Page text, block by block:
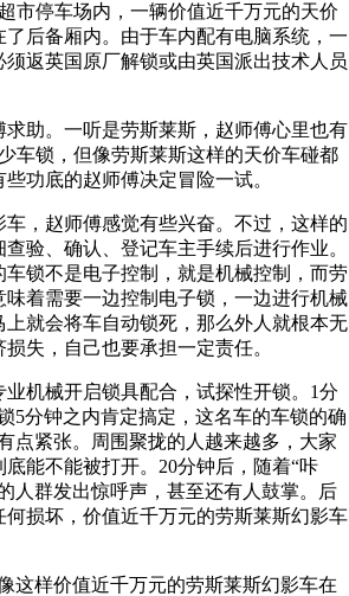
停车场内，一辆价值近千万元的天价
后备厢内。由于车内配有电脑系统，一
返英国原厂解锁或由英国派出技术人员
助。一听是劳斯莱斯，赵师傅心里也有
车锁，但像劳斯莱斯这样的天价车碰都
功底的赵师傅决定冒险一试。
，赵师傅感觉有些兴奋。不过，这样的
验、确认、登记车主手续后进行作业。
锁不是电子控制，就是机械控制，而劳
着需要一边控制电子锁，一边进行机械
就会将车自动锁死，那么外人就根本无
失，自己也要承担一定责任。
机械开启锁具配合，试探性开锁。1分
分钟之内肯定搞定，这名车的车锁的确
点紧张。周围聚拢的人越来越多，大家
能不能被打开。20分钟后，随着“咔
人群发出惊呼声，甚至还有人鼓掌。后
损坏，价值近千万元的劳斯莱斯幻影车
样价值近千万元的劳斯莱斯幻影车在